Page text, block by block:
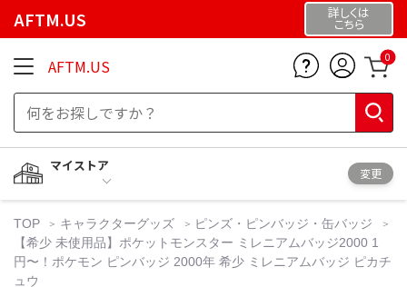
AFTM.US 詳しくは
こちら
AFTM.US 0
マイストア
変更
TOP キャラクターグッズ
ピンズ・ピンバッジ・缶バッジ
【希少 未使用品】ポケットモンスター ミレニアムバッジ2000 1
円〜！ポケモン ピンバッジ 2000年 希少 ミレニアムバッジ ピカチ
ュウ